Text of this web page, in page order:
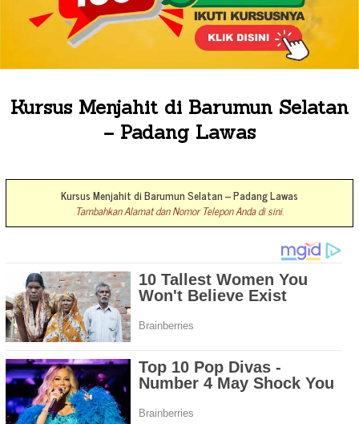
Kursus Menjahit di Barumun Selatan
– Padang Lawas
Kursus Menjahit di Barumun Selatan – Padang Lawas
Tambahkan Alamat dan Nomor Telepon Anda di sini.